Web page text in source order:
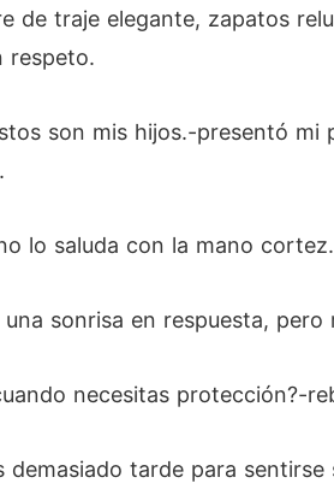
de traje elegante, zapatos
respeto.
son mis hijos.-presentó mi
lo saluda con la mano cortez.
una sonrisa en respuesta,
necesitas protección?-
demasiado tarde para